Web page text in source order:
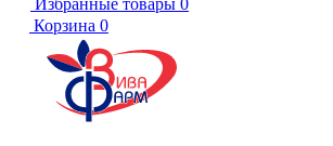
Избранные товары 0
Корзина 0